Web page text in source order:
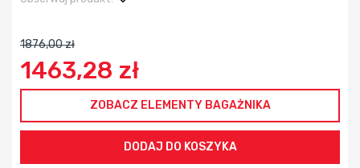
1876,00 zł
1463,28 zł
ZOBACZ ELEMENTY BAGAŻNIKA